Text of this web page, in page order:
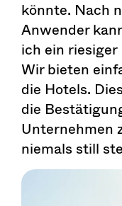
könnte. Nach
Anwender
ich ein
Wir bieten
die Hotels.
die
Unternehmen
niemals still